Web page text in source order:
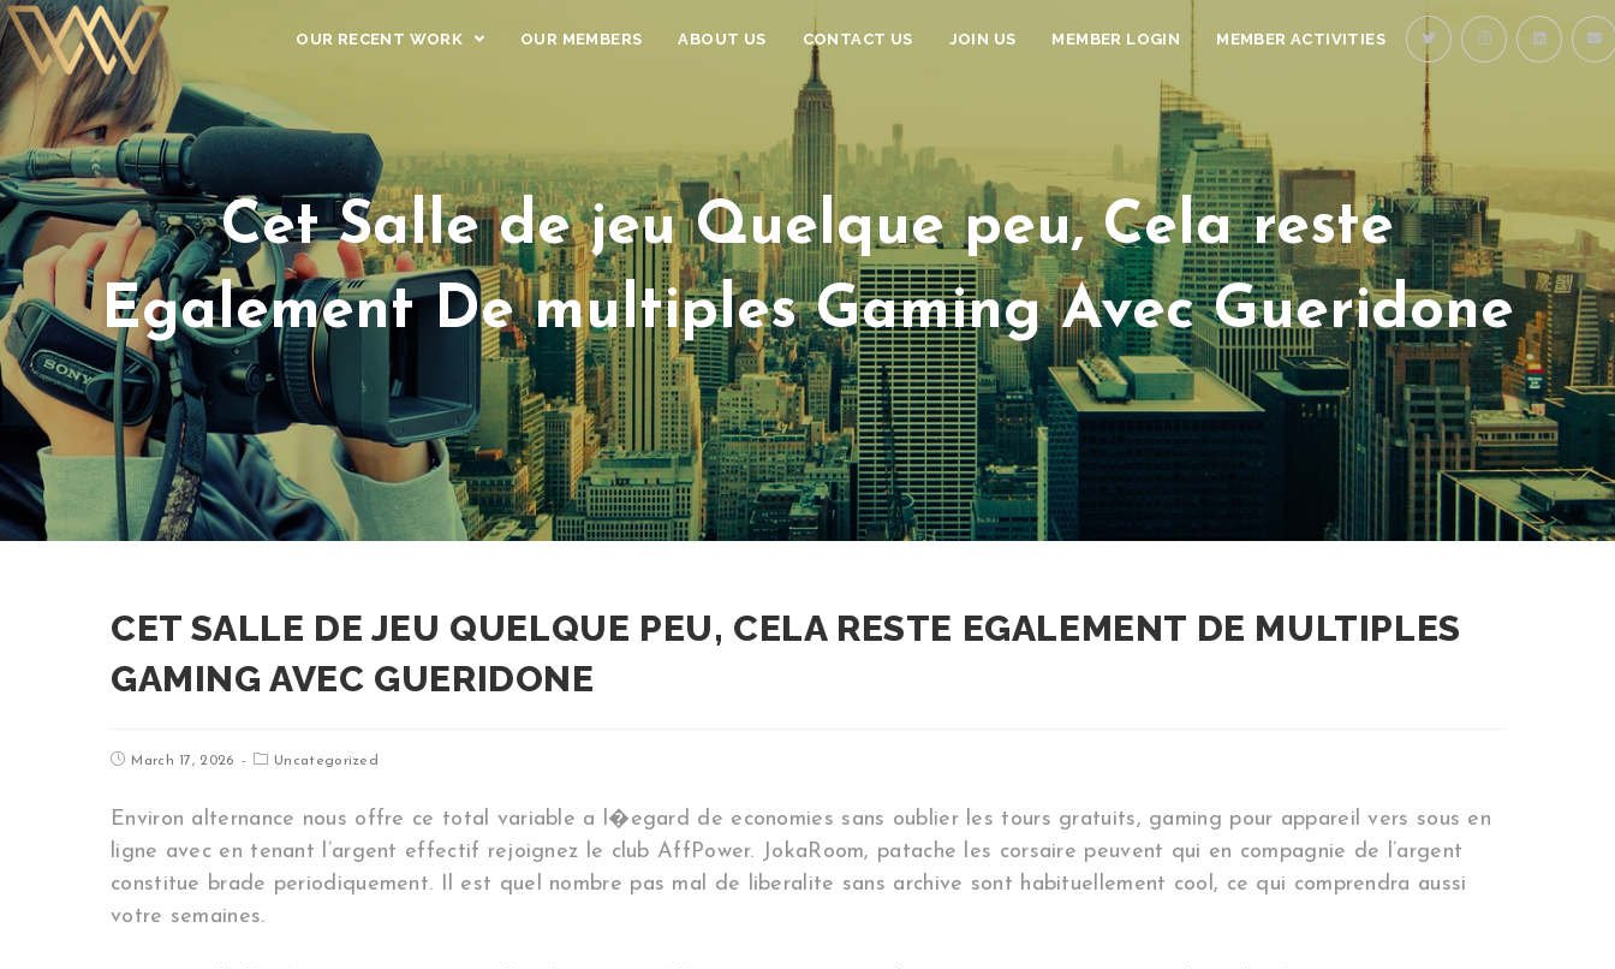
OUR RECENT WORK OUR MEMBERS ABOUT US CONTACT US JOIN US MEMBER LOGIN MEMBER ACTIVITIES
Cet Salle de jeu Quelque peu, Cela reste
Egalement De multiples Gaming Avec Gueridone
CET SALLE DE JEU QUELQUE PEU, CELA RESTE EGALEMENT DE MULTIPLES
GAMING AVEC GUERIDONE
March 17, 2026 Uncategorized
Environ alternance nous offre ce total variable a l�egard de economies sans oublier les tours gratuits, gaming pour appareil vers sous en
ligne avec en tenant l’argent effectif rejoignez le club AffPower. JokaRoom, patache les corsaire peuvent qui en compagnie de l’argent
constitue brade periodiquement. Il est quel nombre pas mal de liberalite sans archive sont habituellement cool, ce qui comprendra aussi
votre semaines.